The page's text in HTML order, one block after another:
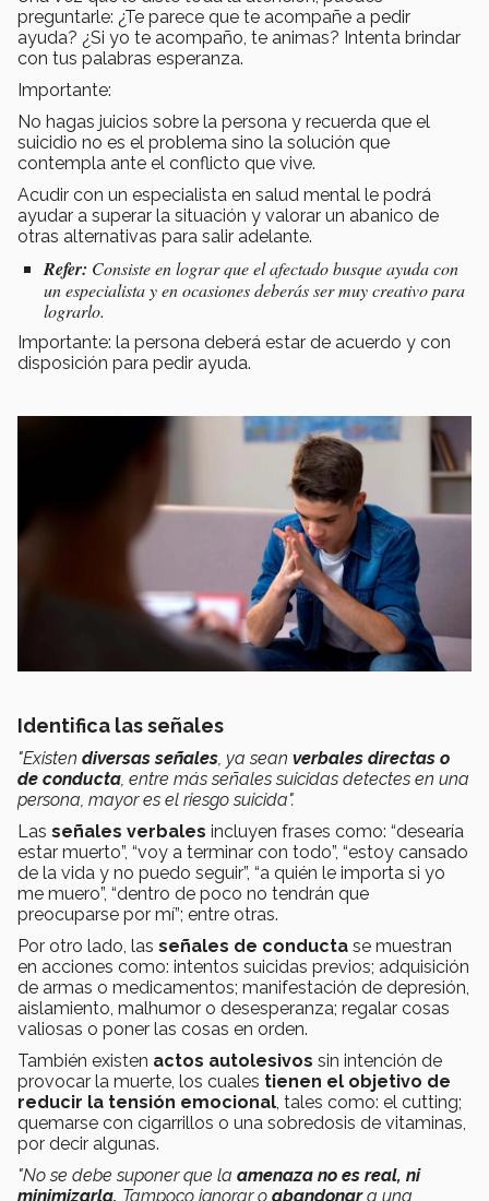
preguntarle: ¿Te parece que te acompañe a pedir
ayuda? ¿Si yo te acompaño, te animas? Intenta brindar
con tus palabras esperanza.
Importante:
No hagas juicios sobre la persona y recuerda que el
suicidio no es el problema sino la solución que
contempla ante el conflicto que vive.
Acudir con un especialista en salud mental le podrá
ayudar a superar la situación y valorar un abanico de
otras alternativas para salir adelante.
Refer: Consiste en lograr que el afectado busque ayuda con
un especialista y en ocasiones deberás ser muy creativo para
lograrlo.
Importante: la persona deberá estar de acuerdo y con
disposición para pedir ayuda.
Identifica las señales
"Existen diversas señales , ya sean verbales directas o
de conducta , entre más señales suicidas detectes en una
persona, mayor es el riesgo suicida".
Las señales verbales incluyen frases como: “desearía
estar muerto”, “voy a terminar con todo”, “estoy cansado
de la vida y no puedo seguir”, “a quién le importa si yo
me muero”, “dentro de poco no tendrán que
preocuparse por mí”; entre otras.
Por otro lado, las señales de conducta se muestran
en acciones como: intentos suicidas previos; adquisición
de armas o medicamentos; manifestación de depresión,
aislamiento, malhumor o desesperanza; regalar cosas
valiosas o poner las cosas en orden.
También existen actos autolesivos sin intención de
provocar la muerte, los cuales tienen el objetivo de
reducir la tensión emocional , tales como: el cutting;
quemarse con cigarrillos o una sobredosis de vitaminas,
por decir algunas.
"No se debe suponer que la amenaza no es real, ni
minimizarla. Tampoco ignorar o abandonara una